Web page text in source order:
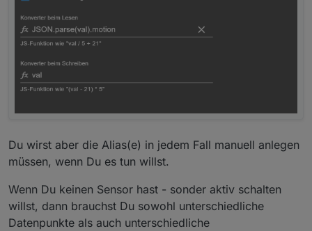
Du wirst aber die Alias(e) in jedem Fall manuell anlegen
müssen, wenn Du es tun willst.
Wenn Du keinen Sensor hast - sonder aktiv schalten
willst, dann brauchst Du sowohl unterschiedliche
Datenpunkte als auch unterschiedliche